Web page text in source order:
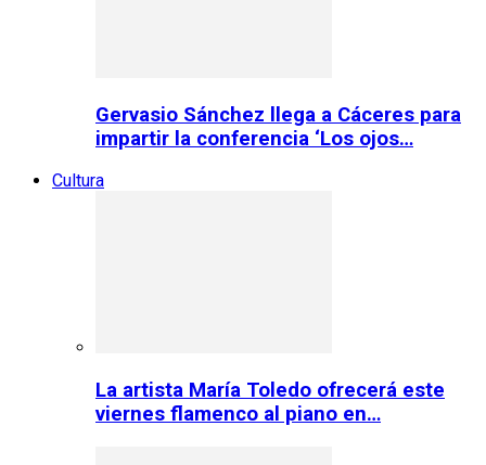
Gervasio Sánchez llega a Cáceres para
impartir la conferencia ‘Los ojos…
Cultura
La artista María Toledo ofrecerá este
viernes flamenco al piano en…